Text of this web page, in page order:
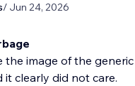
/ Jun 24, 2026
the image of the
it clearly did not care.